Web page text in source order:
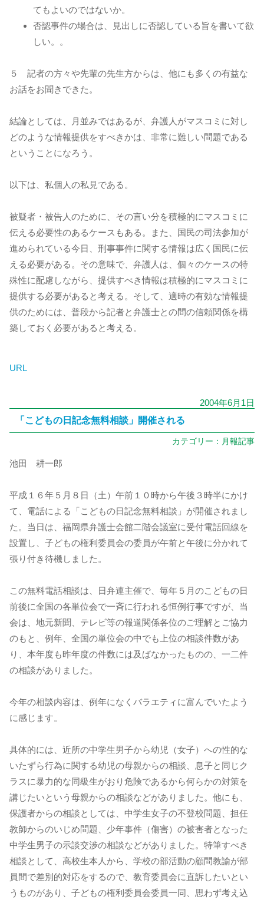
てもよいのではないか。
否認事件の場合は、見出しに否認している旨を書いて欲
しい。。
５ 記者の方々や先輩の先生方からは、他にも多くの有益な
お話をお聞きできた。
結論としては、月並みではあるが、弁護人がマスコミに対し
どのような情報提供をすべきかは、非常に難しい問題である
ということになろう。
以下は、私個人の私見である。
被疑者・被告人のために、その言い分を積極的にマスコミに
伝える必要性のあるケースもある。また、国民の司法参加が
進められている今日、刑事事件に関する情報は広く国民に伝
える必要がある。その意味で、弁護人は、個々のケースの特
殊性に配慮しながら、提供すべき情報は積極的にマスコミに
提供する必要があると考える。そして、適時の有効な情報提
供のためには、普段から記者と弁護士との間の信頼関係を構
築しておく必要があると考える。
URL
2004年6月1日
「こどもの日記念無料相談」開催される
カテゴリー： 月報記事
池田 耕一郎
平成１６年５月８日（土）午前１０時から午後３時半にかけ
て、電話による「こどもの日記念無料相談」が開催されまし
た。当日は、福岡県弁護士会館二階会議室に受付電話回線を
設置し、子どもの権利委員会の委員が午前と午後に分かれて
張り付き待機しました。
この無料電話相談は、日弁連主催で、毎年５月のこどもの日
前後に全国の各単位会で一斉に行われる恒例行事ですが、当
会は、地元新聞、テレビ等の報道関係各位のご理解とご協力
のもと、例年、全国の単位会の中でも上位の相談件数があ
り、本年度も昨年度の件数には及ばなかったものの、一二件
の相談がありました。
今年の相談内容は、例年になくバラエティに富んでいたよう
に感じます。
具体的には、近所の中学生男子から幼児（女子）への性的な
いたずら行為に関する幼児の母親からの相談、息子と同じク
ラスに暴力的な同級生がおり危険であるから何らかの対策を
講じたいという母親からの相談などがありました。他にも、
保護者からの相談としては、中学生女子の不登校問題、担任
教師からのいじめ問題、少年事件（傷害）の被害者となった
中学生男子の示談交渉の相談などがありました。特筆すべき
相談として、高校生本人から、学校の部活動の顧問教諭が部
員間で差別的対応をするので、教育委員会に直訴したいとい
うものがあり、子どもの権利委員会委員一同、思わず考え込